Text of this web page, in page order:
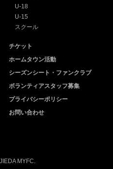
U-18
U-15
スクール
チケット
ホームタウン活動
シーズンシート・ファンクラブ
ボランティアスタッフ募集
プライバシーポリシー
お問い合わせ
MYFC.